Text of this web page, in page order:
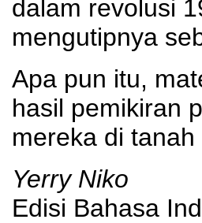
dalam revolusi
mengutipnya
Apa pun itu,
hasil pemikiran
mereka di
Yerry Niko
Edisi Bahasa